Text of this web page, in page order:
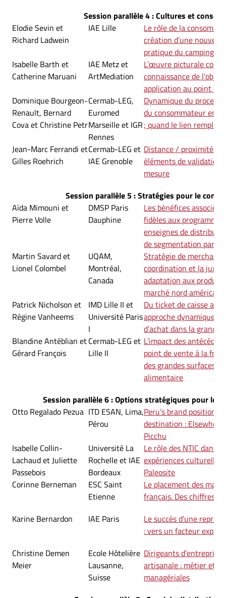
Session parallèle 4 : Cultures et
Elodie Sevin et
Richard Ladwein
IAE Lille
Le rôle de la
création d’une
pratique du camping
Isabelle Barth et
Catherine Maruani
IAE Metz et
ArtMediation
L’œuvre picturale
connaissance de
application au point de
Dominique Bourgeon-
Renault, Bernard
Cova et Christine Petr
Cermab-LEG,
Euromed
Marseille et IGR
Rennes
Dynamique du
du consommateur en
; quand le lien
Jean-Marc Ferrandi et
Gilles Roehrich
Cermab-LEG et
IAE Grenoble
Distance / proximité à
éléments de validation
mesure
Session parallèle 5 : Stratégies pour le
Aïda Mimouni et
Pierre Volle
DMSP Paris
Dauphine
Les bénéfices associés
fidèles aux
enseignes de
de segmentation par
Martin Savard et
Lionel Colombel
UQAM,
Montréal,
Canada
Stratégie de
coordination et la
adaptation aux
marché nord américain
Patrick Nicholson et
Régine Vanheems
IMD Lille II et
Université Paris
I
Du ticket de caisse au
approche dynamique
d’achat dans la
Blandine Antéblian et
Gérard François
Cermab-LEG et
Lille II
L’impact des
point de vente à la
des grandes surfaces à
alimentaire
Session parallèle 6 : Options stratégiques pour le
Otto Regalado Pezua ITD ESAN, Lima,
Pérou
Peru’s brand
destination :
Picchu
Isabelle Collin-
Lachaud et Juliette
Passebois
Université La
Rochelle et IAE
Bordeaux
Le rôle des NTIC dans
expériences culturelles
Paleosite
Corinne Berneman
ESC Saint
Etienne
Le placement des
français. Des chiffres
Karine Bernardon
IAE Paris
Le succès d’une
: vers un facteur
Christine Demen
Meier
Ecole Hôtelière
Lausanne,
Suisse
Dirigeants
artisanale : métier et
managériales